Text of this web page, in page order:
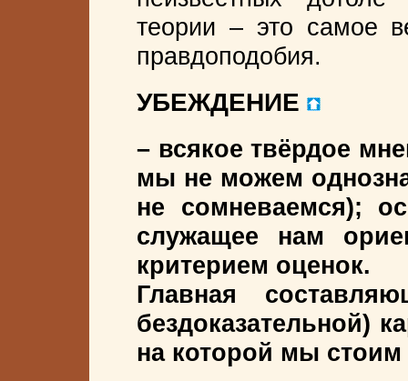
теории – это самое
правдоподобия.
УБЕЖДЕНИЕ
– всякое твёрдое
мы не можем
не сомневаемся);
служащее нам
критерием оценок.
Главная
бездоказательной)
на которой мы стоим